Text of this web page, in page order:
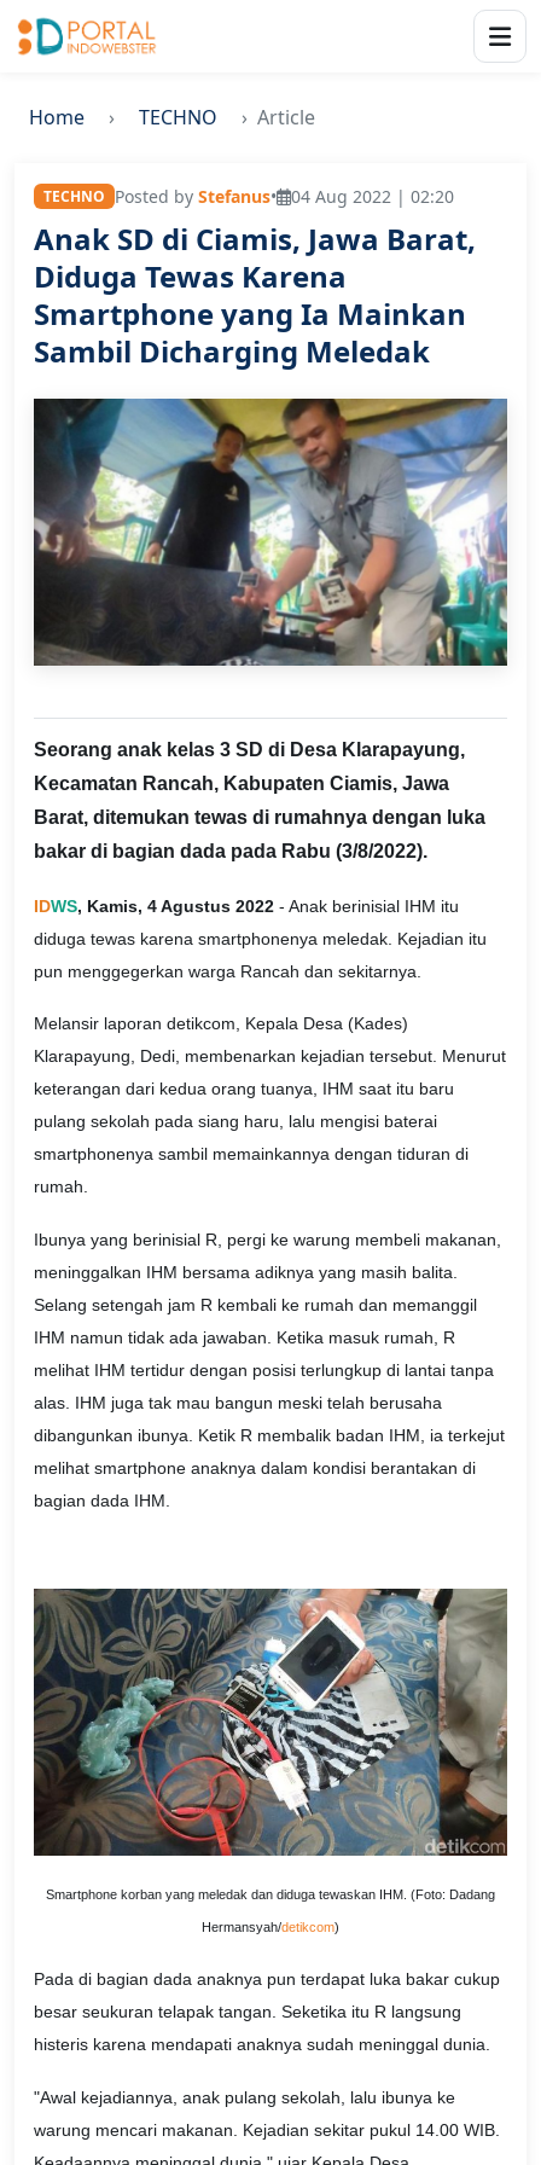
Home TECHNO Article
TECHNO Posted by Stefanus• 04 Aug 2022 | 02:20
Anak SD di Ciamis, Jawa Barat,
Diduga Tewas Karena
Smartphone yang Ia Mainkan
Sambil Dicharging Meledak
Seorang anak kelas 3 SD di Desa Klarapayung,
Kecamatan Rancah, Kabupaten Ciamis, Jawa
Barat, ditemukan tewas di rumahnya dengan luka
bakar di bagian dada pada Rabu (3/8/2022).
IDWS, Kamis, 4 Agustus 2022 - Anak berinisial IHM itu
diduga tewas karena smartphonenya meledak. Kejadian itu
pun menggegerkan warga Rancah dan sekitarnya.
Melansir laporan detikcom, Kepala Desa (Kades)
Klarapayung, Dedi, membenarkan kejadian tersebut. Menurut
keterangan dari kedua orang tuanya, IHM saat itu baru
pulang sekolah pada siang haru, lalu mengisi baterai
smartphonenya sambil memainkannya dengan tiduran di
rumah.
Ibunya yang berinisial R, pergi ke warung membeli makanan,
meninggalkan IHM bersama adiknya yang masih balita.
Selang setengah jam R kembali ke rumah dan memanggil
IHM namun tidak ada jawaban. Ketika masuk rumah, R
melihat IHM tertidur dengan posisi terlungkup di lantai tanpa
alas. IHM juga tak mau bangun meski telah berusaha
dibangunkan ibunya. Ketik R membalik badan IHM, ia terkejut
melihat smartphone anaknya dalam kondisi berantakan di
bagian dada IHM.
Smartphone korban yang meledak dan diduga tewaskan IHM. (Foto: Dadang
Hermansyah/detikcom)
Pada di bagian dada anaknya pun terdapat luka bakar cukup
besar seukuran telapak tangan. Seketika itu R langsung
histeris karena mendapati anaknya sudah meninggal dunia.
"Awal kejadiannya, anak pulang sekolah, lalu ibunya ke
warung mencari makanan. Kejadian sekitar pukul 14.00 WIB.